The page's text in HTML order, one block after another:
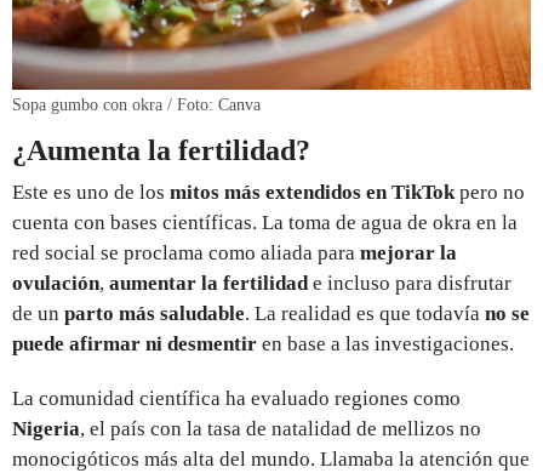
Sopa gumbo con okra / Foto: Canva
¿Aumenta la fertilidad?
Este es uno de los mitos más extendidos en TikTokpero no
cuenta con bases científicas. La toma de agua de okra en la
red social se proclama como aliada para mejorar la
ovulación, aumentar la fertilidade incluso para disfrutar
de un parto más saludable. La realidad es que todavía no se
puede afirmar ni desmentir en base a las investigaciones.
La comunidad científica ha evaluado regiones como
Nigeria, el país con la tasa de natalidad de mellizos no
monocigóticos más alta del mundo. Llamaba la atención que